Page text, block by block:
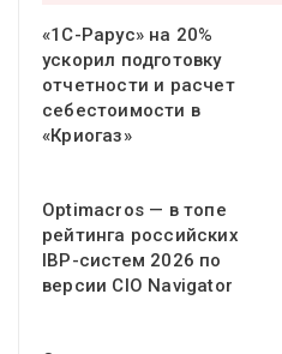
«1С-Рарус» на 20%
ускорил подготовку
отчетности и расчет
себестоимости в
«Криогаз»
Optimacros — в топе
рейтинга российских
IBP-систем 2026 по
версии CIO Navigator